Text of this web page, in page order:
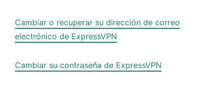
Cambiar o recuperar su dirección de correo
electrónico de ExpressVPN
Cambiar su contraseña de ExpressVPN